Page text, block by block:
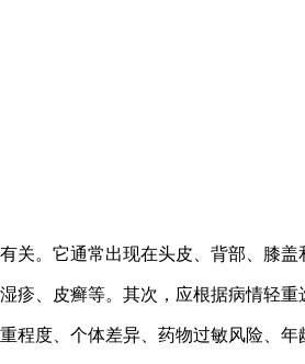
。它通常出现在头皮、背部、膝盖
、皮癣等。其次，应根据病情轻
度、个体差异、药物过敏风险、年